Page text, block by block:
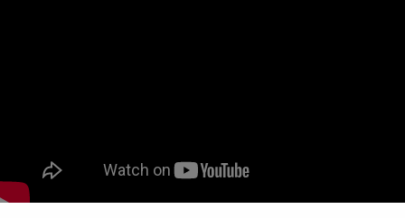
Progress
Stream Type
Remaining Time-0:00